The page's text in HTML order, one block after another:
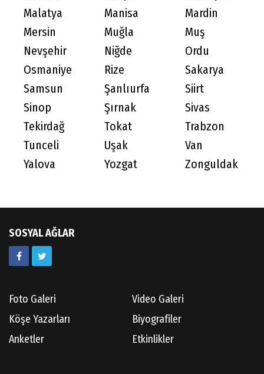
Malatya
Manisa
Mardin
Mersin
Muğla
Muş
Nevşehir
Niğde
Ordu
Osmaniye
Rize
Sakarya
Samsun
Şanlıurfa
Siirt
Sinop
Şırnak
Sivas
Tekirdağ
Tokat
Trabzon
Tunceli
Uşak
Van
Yalova
Yozgat Zonguldak
SOSYAL AĞLAR
Foto Galeri
Video Galeri
Köşe Yazarları
Biyografiler
Anketler
Etkinlikler